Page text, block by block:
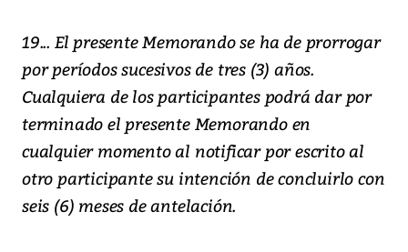
19... El presente Memorando se ha de prorrogar
por períodos sucesivos de tres (3) años.
Cualquiera de los participantes podrá dar por
terminado el presente Memorando en
cualquier momento al notificar por escrito al
otro participante su intención de concluirlo con
seis (6) meses de antelación.